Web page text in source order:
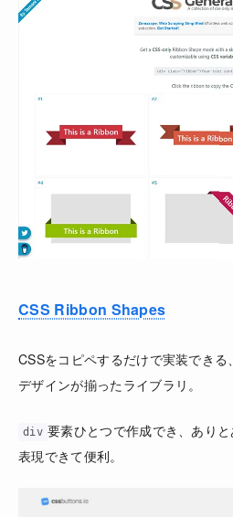
CSS Ribbon Shapes
CSSをコピペするだけで実装でき
デザインが揃ったライブラリ。
div 要素ひとつで作成でき、あり
表現できて便利。